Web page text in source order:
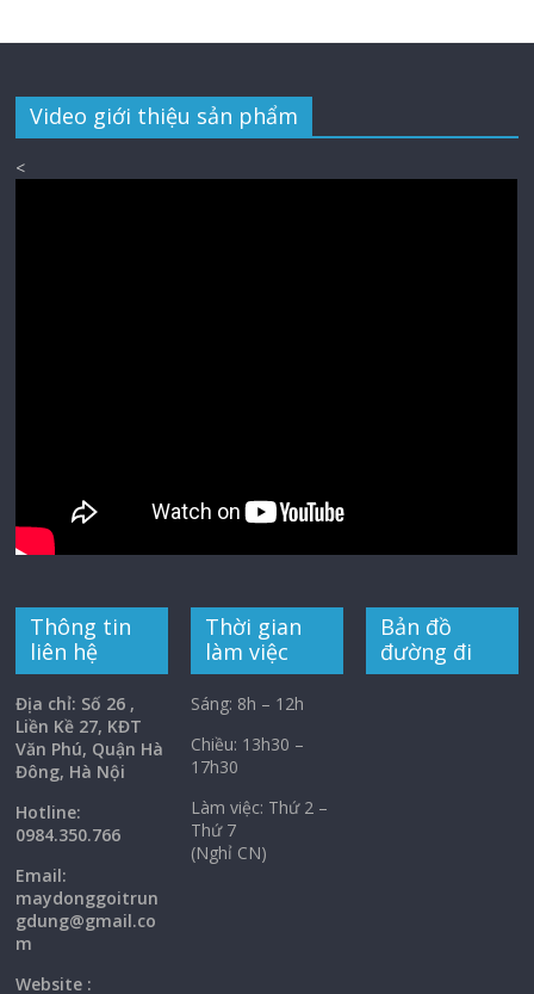
Video giới thiệu sản phẩm
<
Thông tin
liên hệ
Địa chỉ: Số 26 ,
Liền Kề 27, KĐT
Văn Phú, Quận Hà
Đông, Hà Nội
Hotline:
0984.350.766
Email:
maydonggoitrun
gdung@gmail.co
m
Website :
Thời gian
làm việc
Sáng: 8h – 12h
Chiều: 13h30 –
17h30
Làm việc: Thứ 2 –
Thứ 7
(Nghỉ CN)
Bản đồ
đường đi